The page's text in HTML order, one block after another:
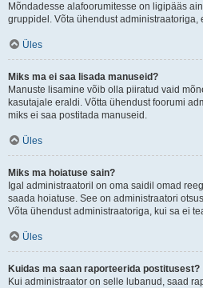
Mõndadesse alafoorumitesse on ligipääs
gruppidel. Võta ühendust administraatoriga,
Üles
Miks ma ei saa lisada manuseid?
Manuste lisamine võib olla piiratud vaid
kasutajale eraldi. Võtta ühendust foorumi
miks ei saa postitada manuseid.
Üles
Miks ma hoiatuse sain?
Igal administraatoril on oma saidil omad
saada hoiatuse. See on administraatori
Võta ühendust administraatoriga, kui sa ei
Üles
Kuidas ma saan raporteerida postitusest?
Kui administraator on selle lubanud, saad